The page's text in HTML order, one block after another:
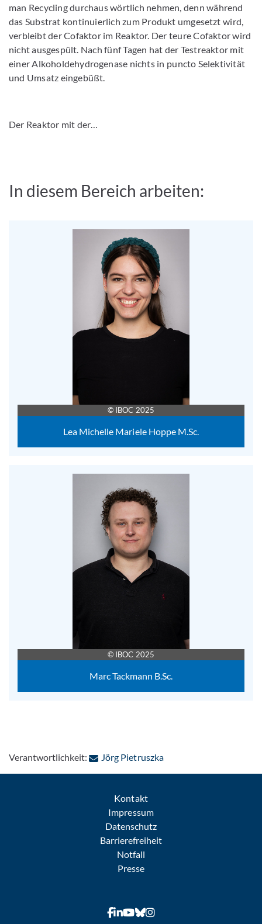
man Recycling durchaus wörtlich nehmen, denn während
das Substrat kontinuierlich zum Produkt umgesetzt wird,
verbleibt der Cofaktor im Reaktor. Der teure Cofaktor wird
nicht ausgespült. Nach fünf Tagen hat der Testreaktor mit
einer Alkoholdehydrogenase nichts in puncto Selektivität
und Umsatz eingebüßt.
Der Reaktor mit der…
In diesem Bereich arbeiten:
© IBOC 2025
Lea Michelle Mariele Hoppe M.Sc.
© IBOC 2025
Marc Tackmann B.Sc.
Verantwortlichkeit: Jörg Pietruszka: Per E-Mail
Kontakt
Impressum
Datenschutz
Barrierefreiheit
Notfall
Presse